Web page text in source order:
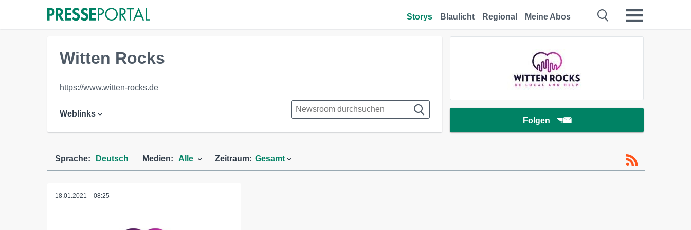
Storys Blaulicht Regional Meine Abos
Folgen
Witten Rocks
https://www.witten-rocks.de
Weblinks
Sprache: Deutsch Medien: Alle Zeitraum: Gesamt
18.01.2021 – 08:25